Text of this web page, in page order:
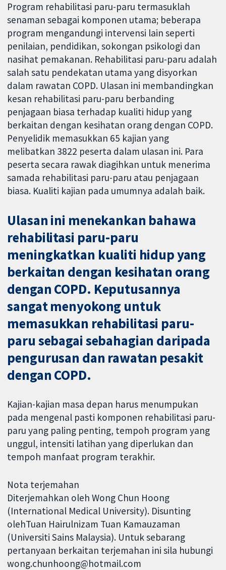
Program rehabilitasi paru-paru termasuklah
senaman sebagai komponen utama; beberapa
program mengandungi intervensi lain seperti
penilaian, pendidikan, sokongan psikologi dan
nasihat pemakanan. Rehabilitasi paru-paru adalah
salah satu pendekatan utama yang disyorkan
dalam rawatan COPD. Ulasan ini membandingkan
kesan rehabilitasi paru-paru berbanding
penjagaan biasa terhadap kualiti hidup yang
berkaitan dengan kesihatan orang dengan COPD.
Penyelidik memasukkan 65 kajian yang
melibatkan 3822 peserta dalam ulasan ini. Para
peserta secara rawak diagihkan untuk menerima
samada rehabilitasi paru-paru atau penjagaan
biasa. Kualiti kajian pada umumnya adalah baik.
Ulasan ini menekankan bahawa
rehabilitasi paru-paru
meningkatkan kualiti hidup yang
berkaitan dengan kesihatan orang
dengan COPD. Keputusannya
sangat menyokong untuk
memasukkan rehabilitasi paru-
paru sebagai sebahagian daripada
pengurusan dan rawatan pesakit
dengan COPD.
Kajian-kajian masa depan harus menumpukan
pada mengenal pasti komponen rehabilitasi paru-
paru yang paling penting, tempoh program yang
unggul, intensiti latihan yang diperlukan dan
tempoh manfaat program terakhir.
Nota terjemahan
Diterjemahkan oleh Wong Chun Hoong
(International Medical University). Disunting
olehTuan Hairulnizam Tuan Kamauzaman
(Universiti Sains Malaysia). Untuk sebarang
pertanyaan berkaitan terjemahan ini sila hubungi
wong.chunhoong@hotmail.com